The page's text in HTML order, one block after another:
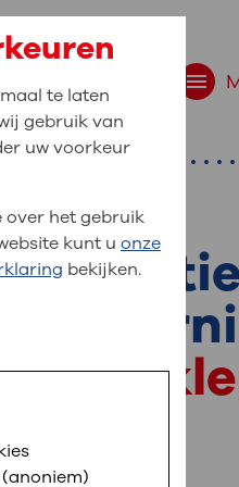
op
uw medische
MijnOLVG
te laten
gebruik van
uw voorkeur
het gebruik
kunt u onze
bekijken.